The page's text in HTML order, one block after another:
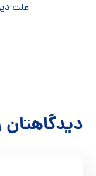
علت
دیدگاهتان